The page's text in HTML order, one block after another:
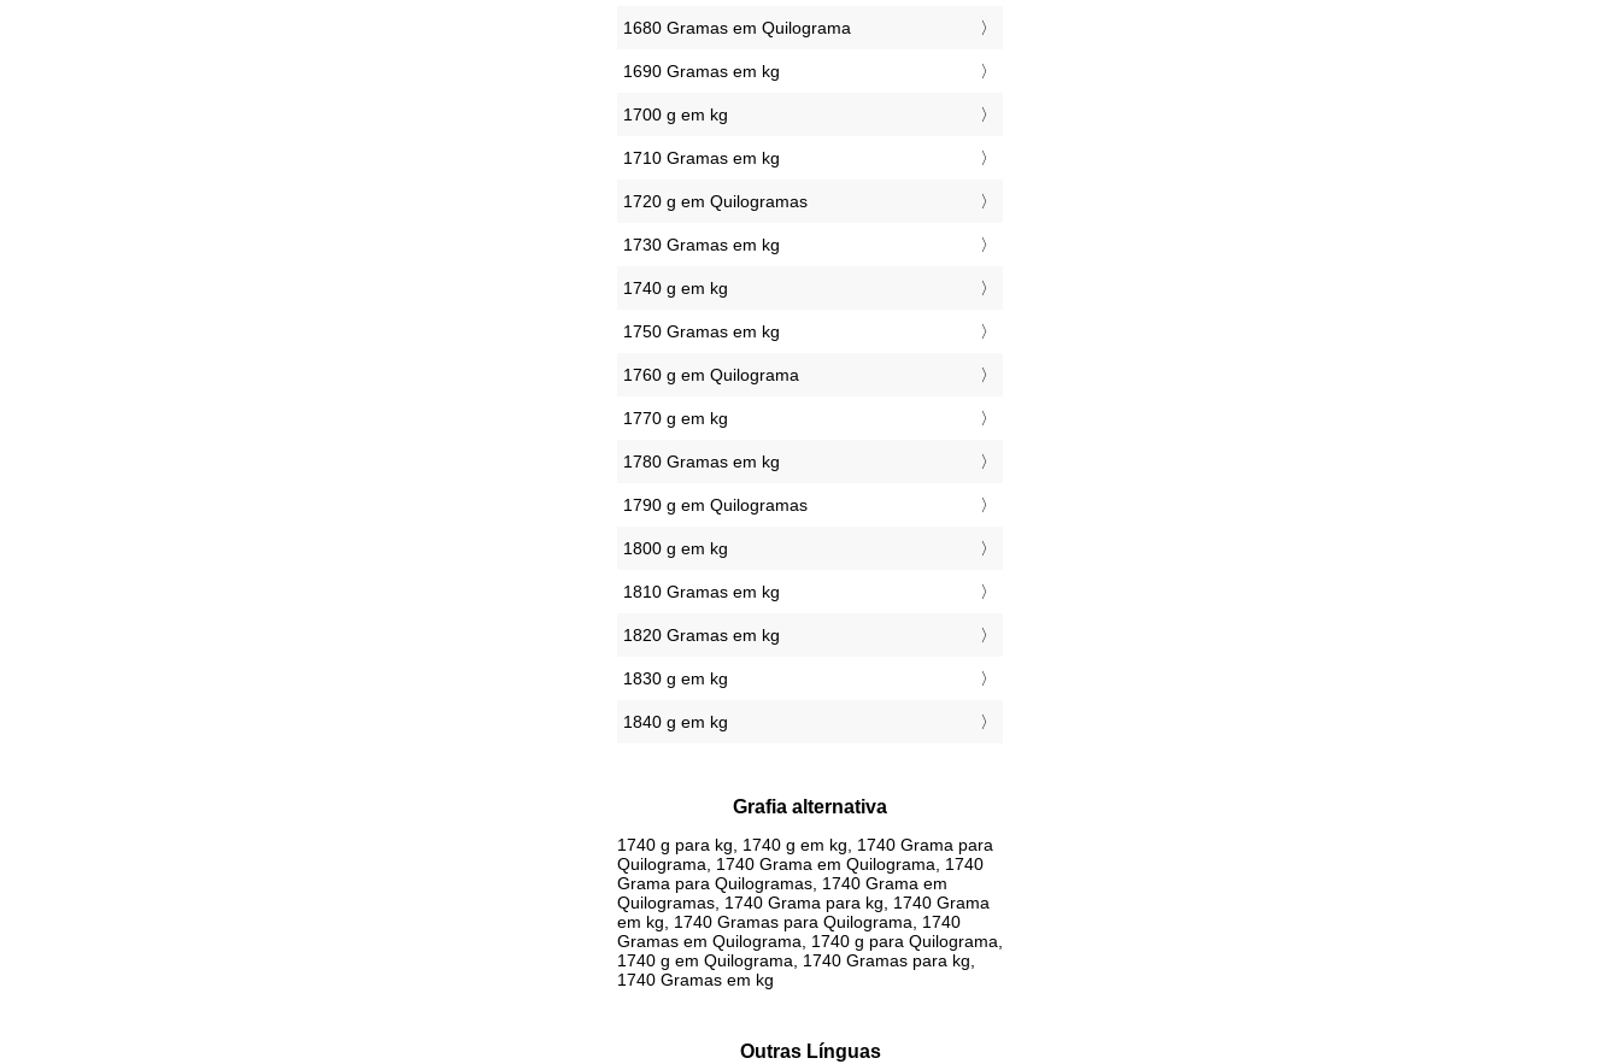
1680 Gramas em Quilograma
1690 Gramas em kg
1700 g em kg
1710 Gramas em kg
1720 g em Quilogramas
1730 Gramas em kg
1740 g em kg
1750 Gramas em kg
1760 g em Quilograma
1770 g em kg
1780 Gramas em kg
1790 g em Quilogramas
1800 g em kg
1810 Gramas em kg
1820 Gramas em kg
1830 g em kg
1840 g em kg
Grafia alternativa
1740 g para kg, 1740 g em kg, 1740 Grama para
Quilograma, 1740 Grama em Quilograma, 1740
Grama para Quilogramas, 1740 Grama em
Quilogramas, 1740 Grama para kg, 1740 Grama
em kg, 1740 Gramas para Quilograma, 1740
Gramas em Quilograma, 1740 g para Quilograma,
1740 g em Quilograma, 1740 Gramas para kg,
1740 Gramas em kg
Outras Línguas